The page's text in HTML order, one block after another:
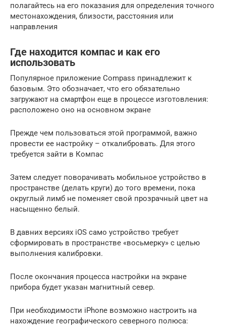
полагайтесь на его показания для определения точного
местонахождения, близости, расстояния или
направления
Где находится компас и как его
использовать
Популярное приложение Compass принадлежит к
базовым. Это обозначает, что его обязательно
загружают на смартфон еще в процессе изготовления:
расположено оно на основном экране
Прежде чем пользоваться этой программой, важно
провести ее настройку – откалибровать. Для этого
требуется зайти в Компас
Затем следует поворачивать мобильное устройство в
пространстве (делать круги) до того времени, пока
округлый лимб не поменяет свой прозрачный цвет на
насыщенно белый.
В давних версиях iOS само устройство требует
сформировать в пространстве «восьмерку» с целью
выполнения калибровки.
После окончания процесса настройки на экране
прибора будет указан магнитный север.
При необходимости iPhone возможно настроить на
нахождение географического северного полюса: